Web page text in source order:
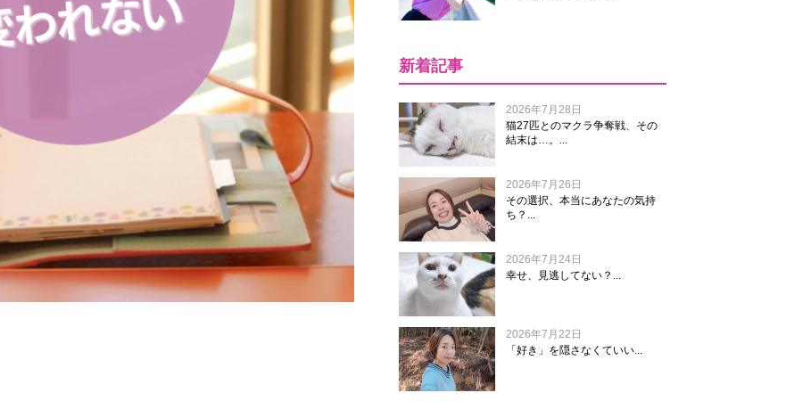
新着記事
2026年7月28日
猫27匹とのマクラ争奪戦、その
結末は…。...
2026年7月26日
その選択、本当にあなたの気持
ち？...
2026年7月24日
幸せ、見逃してない？...
2026年7月22日
「好き」を隠さなくていい...